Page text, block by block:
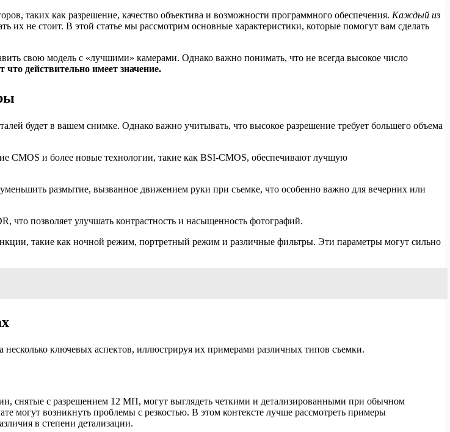
таких как разрешение, качество объектива и возможности программного обеспечения. Каждый из
их не стоит. В этой статье мы рассмотрим основные характеристики, которые помогут вам сделать
свою модель с «лучшими» камерами. Однако важно понимать, что не всегда высокое число
что действительно имеет значение.
будет в вашем снимке. Однако важно учитывать, что высокое разрешение требует большего объема
CMOS и более новые технологии, такие как BSI-CMOS, обеспечивают лучшую
размытие, вызванное движением руки при съемке, что особенно важно для вечерних или
что позволяет улучшать контрастность и насыщенность фотографий.
такие как ночной режим, портретный режим и различные фильтры. Эти параметры могут сильно
ключевых аспектов, иллюстрируя их примерами различных типов съемки.
снятые с разрешением 12 МП, могут выглядеть четкими и детализированными при обычном
могут возникнуть проблемы с резкостью. В этом контексте лучше рассмотреть примеры
в степени детализации.